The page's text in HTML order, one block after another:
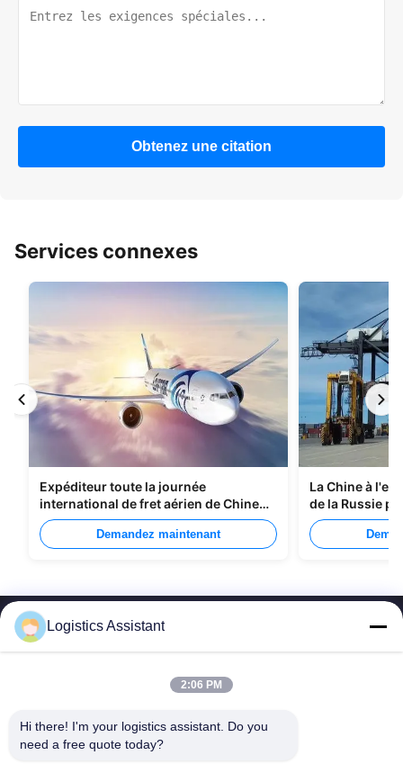
Obtenez une citation
Services connexes
Expéditeur toute la journée
international de fret aérien de Chine
vers Manille
Demandez maintenant
La Chine à
de la Russie
Logistics Assistant
2:06 PM
Hi there! I'm your logistics assistant. Do you
need a free quote today?